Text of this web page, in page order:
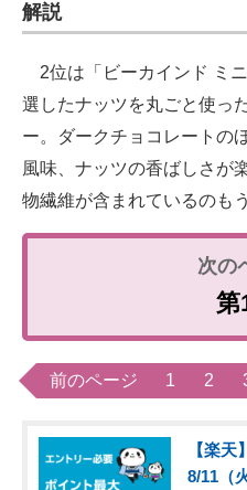
解説
2位は「ビーカインド ミ
選したナッツを丸ごと使っ
ー。ダークチョコレートの
風味、ナッツの香ばしさが
物繊維が含まれているのも
第
前のページ 1 2
【楽
8/11（